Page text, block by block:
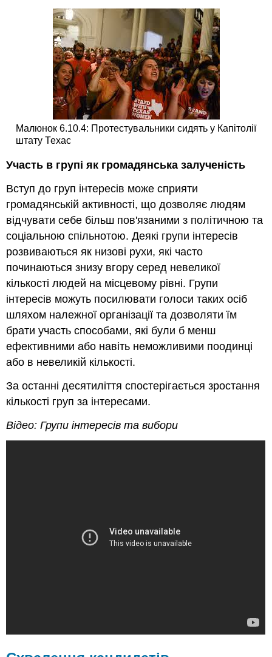
Малюнок 6.10.4: Протестувальники сидять у Капітолії
штату Техас
Участь в групі як громадянська залученість
Вступ до груп інтересів може сприяти
громадянській активності, що дозволяє людям
відчувати себе більш пов'язаними з політичною та
соціальною спільнотою. Деякі групи інтересів
розвиваються як низові рухи, які часто
починаються знизу вгору серед невеликої
кількості людей на місцевому рівні. Групи
інтересів можуть посилювати голоси таких осіб
шляхом належної організації та дозволяти їм
брати участь способами, які були б менш
ефективними або навіть неможливими поодинці
або в невеликій кількості.
За останні десятиліття спостерігається зростання
кількості груп за інтересами.
Відео: Групи інтересів та вибори